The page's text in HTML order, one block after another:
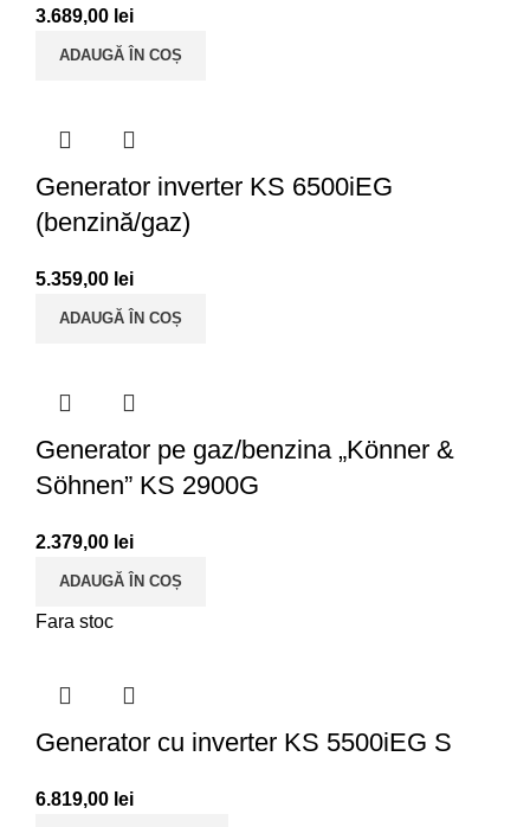
3.689,00 lei
ADAUGĂ ÎN COȘ
Generator inverter KS 6500iEG
(benzină/gaz)
5.359,00 lei
ADAUGĂ ÎN COȘ
Generator pe gaz/benzina „Könner &
Söhnen” KS 2900G
2.379,00 lei
ADAUGĂ ÎN COȘ
Fara stoc
Generator cu inverter KS 5500iEG S
6.819,00 lei